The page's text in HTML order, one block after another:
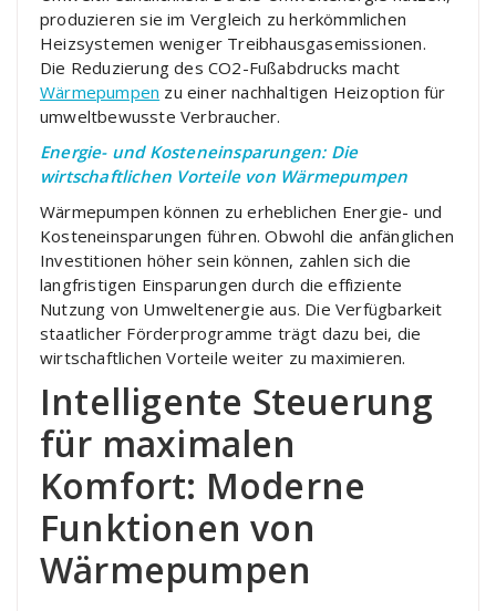
produzieren sie im Vergleich zu herkömmlichen
Heizsystemen weniger Treibhausgasemissionen.
Die Reduzierung des CO2-Fußabdrucks macht
Wärmepumpen zu einer nachhaltigen Heizoption für
umweltbewusste Verbraucher.
Energie- und Kosteneinsparungen: Die
wirtschaftlichen Vorteile von Wärmepumpen
Wärmepumpen können zu erheblichen Energie- und
Kosteneinsparungen führen. Obwohl die anfänglichen
Investitionen höher sein können, zahlen sich die
langfristigen Einsparungen durch die effiziente
Nutzung von Umweltenergie aus. Die Verfügbarkeit
staatlicher Förderprogramme trägt dazu bei, die
wirtschaftlichen Vorteile weiter zu maximieren.
Intelligente Steuerung
für maximalen
Komfort: Moderne
Funktionen von
Wärmepumpen